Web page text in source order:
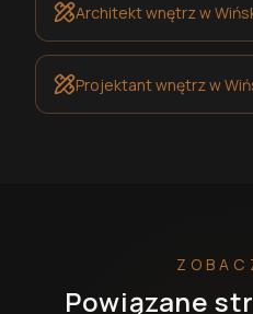
Architekt wnętrzw
Projektant wnętrzw
Powiązane